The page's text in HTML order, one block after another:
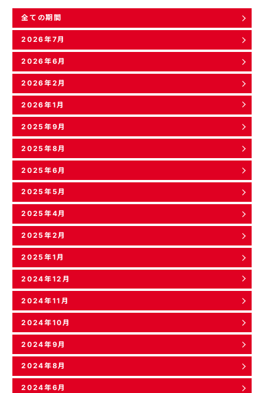
全ての期間
2026年7月
2026年6月
2026年2月
2026年1月
2025年9月
2025年8月
2025年6月
2025年5月
2025年4月
2025年2月
2025年1月
2024年12月
2024年11月
2024年10月
2024年9月
2024年8月
2024年6月